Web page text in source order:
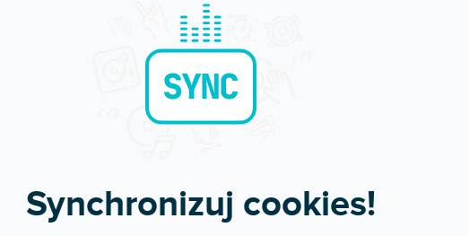
Synchronizuj cookies!
DO KOŠÍKA 6,99 €
Plochý kapodaster "trigger" pre klasickú
gitaru. Pogumované čeľuste. Farba...